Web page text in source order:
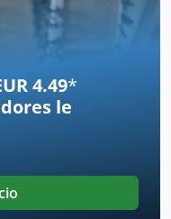
aparecen en la
4.49*
le